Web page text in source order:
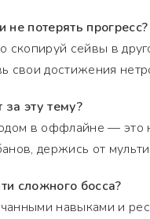
не потерять прогресс?
скопируй сейвы в
свои достижения
эту тему?
в оффлайне — это
держись от
сложного босса?
навыками и